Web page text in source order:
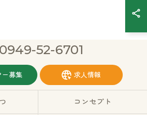
0949-52-6701
ー募集 求人情報
コンセプト